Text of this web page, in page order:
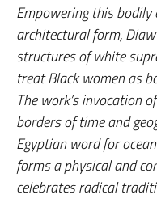
Empowering this
architectural form,
structures of white
treat Black women as
The work’s invocation
borders of time and
Egyptian word for
forms a physical and
celebrates radical